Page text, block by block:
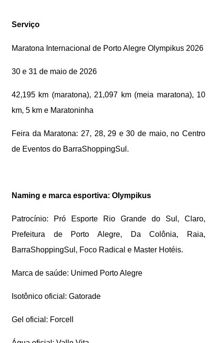
Serviço
Maratona Internacional de Porto Alegre Olympikus 2026
30 e 31 de maio de 2026
42,195 km (maratona), 21,097 km (meia maratona), 10
km, 5 km e Maratoninha
Feira da Maratona: 27, 28, 29 e 30 de maio, no Centro
de Eventos do BarraShoppingSul.
Naming e marca esportiva: Olympikus
Patrocínio: Pró Esporte Rio Grande do Sul, Claro,
Prefeitura de Porto Alegre, Da Colônia, Raia,
BarraShoppingSul, Foco Radical e Master Hotéis.
Marca de saúde: Unimed Porto Alegre
Isotônico oficial: Gatorade
Gel oficial: Forcell